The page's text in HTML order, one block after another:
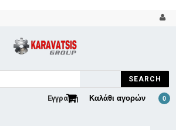
SEARCH
Καλάθι αγορών 0
Εγγραφή